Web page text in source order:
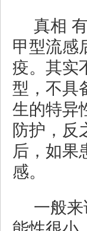
真相
甲型流感
疫。其实
型，不具
生的特异
防护，反
后，如果
感。
一般